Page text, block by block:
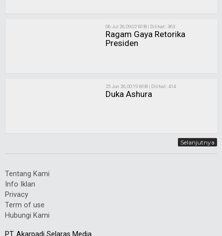
06 Jul 26, 09:02 WIB | Dilihat : 363
Ragam Gaya Retorika
Presiden
25 Jun 26, 00:19 WIB | Dilihat : 414
Duka Ashura
Selanjutnya
Tentang Kami
Info Iklan
Privacy
Term of use
Hubungi Kami
PT. Akarpadi Selaras Media